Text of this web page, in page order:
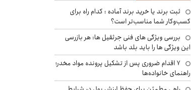
ثبت برند یا خرید برند آماده : کدام راه برای
کسب‌وکار شما مناسب‌تر است؟
بررسی ویژگی های فنی جرثقیل ها: هر بازرسی
این ویژگی ها را باید بلد باشد
۷ اقدام ضروری پس از تشکیل پرونده مواد مخدر؛
راهنمای خانواده‌ها